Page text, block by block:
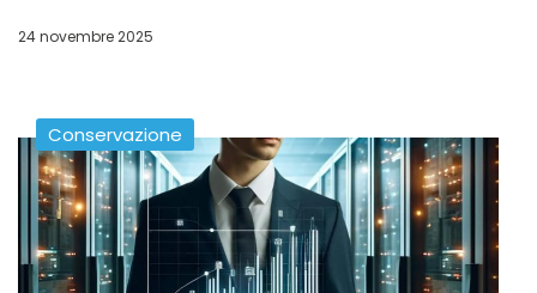
24 novembre 2025
Conservazione